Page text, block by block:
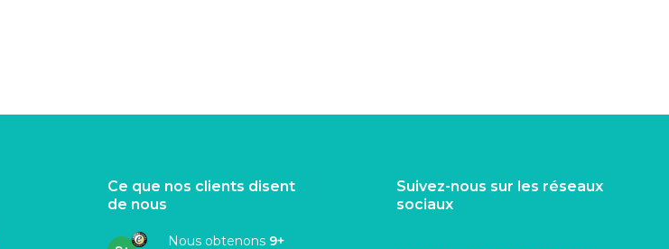
Ce que nos clients disent
de nous
Nous obtenons 9+
Suivez-nous sur les réseaux
sociaux